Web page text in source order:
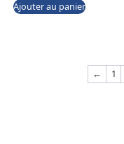
Ajouter au panier
← 1